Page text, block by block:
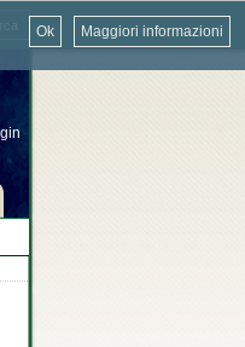
Maggiori informazioni
Ok